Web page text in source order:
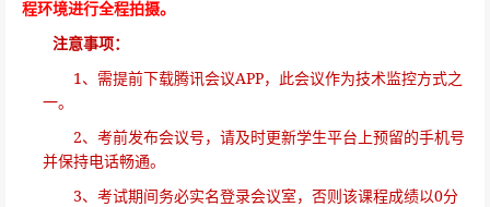
程环境进行全程拍摄。
注意事项：
1、需提前下载腾讯会议APP，此会议作为技术监控方式之
一。
2、考前发布会议号，请及时更新学生平台上预留的手机号
并保持电话畅通。
3、考试期间务必实名登录会议室，否则该课程成绩以0分